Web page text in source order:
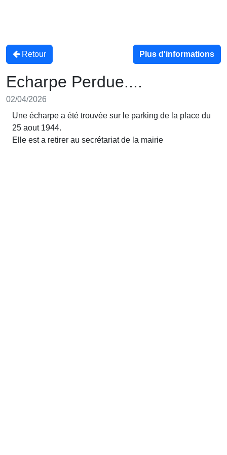
Retour Plus d'informations
Echarpe Perdue....
02/04/2026
Une écharpe a été trouvée sur le parking de la place du
25 aout 1944.
Elle est a retirer au secrétariat de la mairie